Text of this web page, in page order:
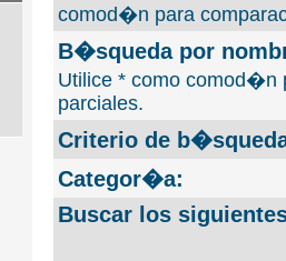
comod�n para
B�squeda por
Utilice * como comod�n
parciales.
Criterio de
Categor�a:
Buscar los